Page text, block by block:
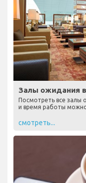
Залы ожидания
Посмотреть все залы
и время работы
смотреть...